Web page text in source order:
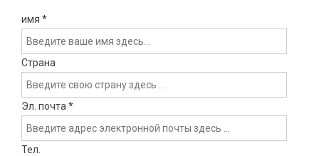
имя *
Страна
Эл. почта *
Тел.